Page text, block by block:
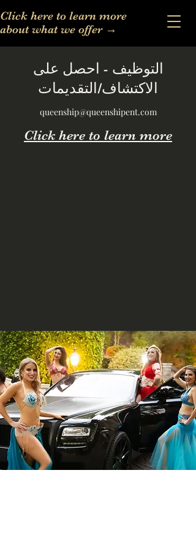
Click here to learn more
about what we offer →
التوظيف - احصل على
الاكتشاف/التقديمات
queenship@queenshipent.com
Click here to learn more